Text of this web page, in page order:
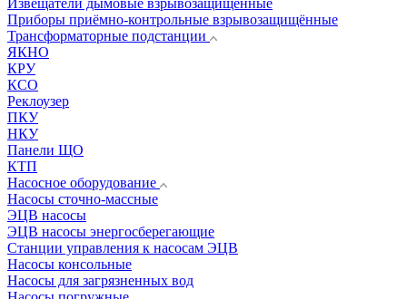
Извещатели дымовые взрывозащищенные
Приборы приёмно-контрольные взрывозащищённые
Трансформаторные подстанции
ЯКНО
КРУ
КСО
Реклоузер
ПКУ
НКУ
Панели ЩО
КТП
Насосное оборудование
Насосы сточно-массные
ЭЦВ насосы
ЭЦВ насосы энергосберегающие
Станции управления к насосам ЭЦВ
Насосы консольные
Насосы для загрязненных вод